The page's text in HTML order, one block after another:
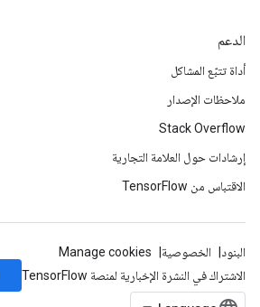
الدعم
أداة تتبّع المشاكل
ملاحظات الإصدار
Stack Overflow
إرشادات حول العلامة التجارية
الاقتباس من TensorFlow
البنود الخصوصية
Manage cookies
الاشتراك في النشرة الإخبارية لمنصة TensorFlow